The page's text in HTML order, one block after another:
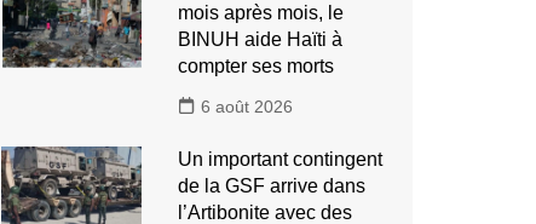
mois après mois, le
BINUH aide Haïti à
compter ses morts
6 août 2026
Un important contingent
de la GSF arrive dans
l’Artibonite avec des